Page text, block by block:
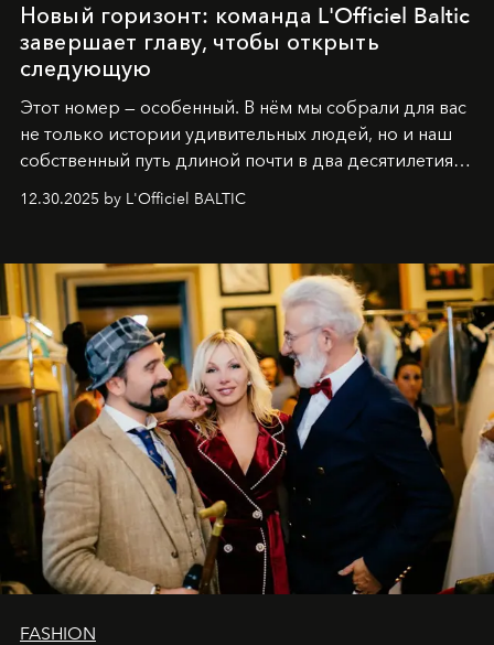
Новый горизонт: команда L'Officiel Baltic
завершает главу, чтобы открыть
следующую
Этот номер — особенный. В нём мы собрали для вас
не только истории удивительных людей, но и наш
собственный путь длиной почти в два десятилетия.
души говорим спасибо каждому, кто был с нами все
самыми искренними пожеланиями и теплом, ваша
командаL’Officiel Baltic .
12.30.2025 by L'Officiel BALTIC
FASHION